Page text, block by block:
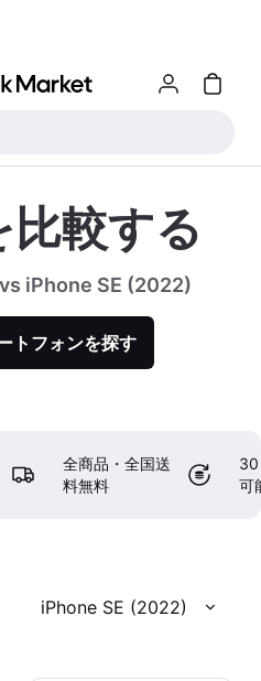
較する
iPhone SE (2022)
トフォンを探す
全商品・全国送
料無料
30
可
iPhone SE (2022)